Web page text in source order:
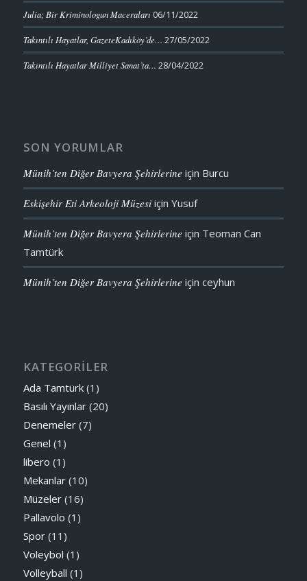
Julia; Bir Kriminologun Maceraları 06/11/2022
Takıntılı Hayatlar, GazeteKadıköy’de… 27/05/2022
Takıntılı Hayatlar Milliyet Sanat’ta… 28/04/2022
SON YORUMLAR
Münih’ten Diğer Bavyera Şehirlerine için Burcu
Eskişehir Eti Arkeoloji Müzesiiçin Yusuf
Münih’ten Diğer Bavyera Şehirlerine için Teoman Can
Tamtürk
Münih’ten Diğer Bavyera Şehirlerine için ceyhun
KATEGORİLER
Ada Tamtürk(1)
Basılı Yayınlar(20)
Denemeler(7)
Genel (1)
libero (1)
Mekanlar(10)
Müzeler(16)
Pallavolo (1)
Spor(11)
Voleybol (1)
Volleyball (1)